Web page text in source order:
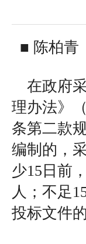
■ 陈柏青
在政府
理办法》
条第二款
编制的，
少15日前
人；不足
投标文件